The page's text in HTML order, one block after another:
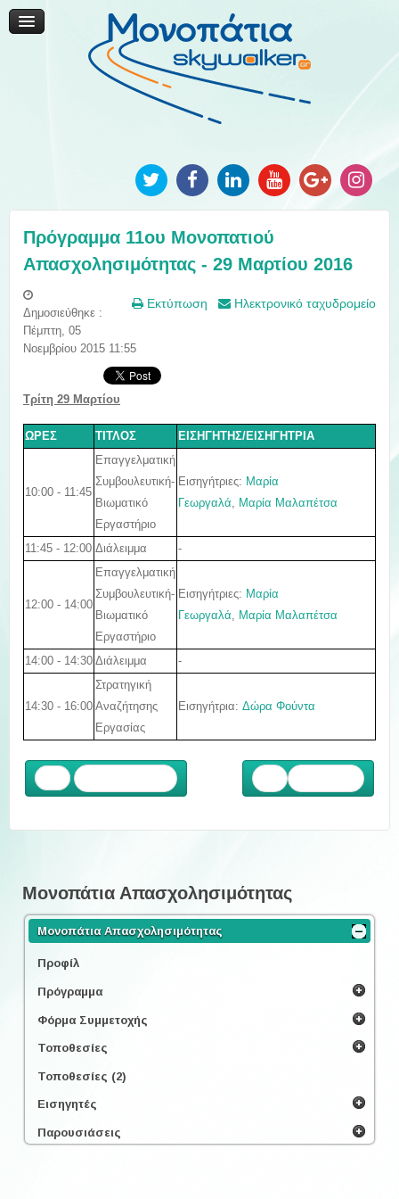
Μονοπάτια Καινοτομίας
Μονοπάτια Τοπικής Ανάπτυξης
Ανακοινώσεις
Φωτογραφίες
Πρόγραμμα 11ου Μονοπατιού
Απασχολησιμότητας - 29 Μαρτίου 2016
Εκτύπωση Ηλεκτρονικό ταχυδρομείο
Δημοσιεύθηκε :
Πέμπτη, 05
Νοεμβρίου 2015 11:55
Τρίτη 29 Μαρτίου
ΩΡΕΣ ΤΙΤΛΟΣ ΕΙΣΗΓΗΤΗΣ/ΕΙΣΗΓΗΤΡΙΑ
10:00 - 11:45
Επαγγελματική
Συμβουλευτική-
Βιωματικό
Εργαστήριο
Εισηγήτριες: Μαρία
Γεωργαλά, Μαρία Μαλαπέτσα
11:45 - 12:00 Διάλειμμα -
12:00 - 14:00
Επαγγελματική
Συμβουλευτική-
Βιωματικό
Εργαστήριο
Εισηγήτριες: Μαρία
Γεωργαλά, Μαρία Μαλαπέτσα
14:00 - 14:30 Διάλειμμα -
14:30 - 16:00
Στρατηγική
Αναζήτησης
Εργασίας
Εισηγήτρια: Δώρα Φούντα
Μονοπάτια Απασχολησιμότητας
Μονοπάτια Απασχολησιμότητας
Προφίλ
Πρόγραμμα
Φόρμα Συμμετοχής
Τοποθεσίες
Τοποθεσίες (2)
Εισηγητές
Παρουσιάσεις